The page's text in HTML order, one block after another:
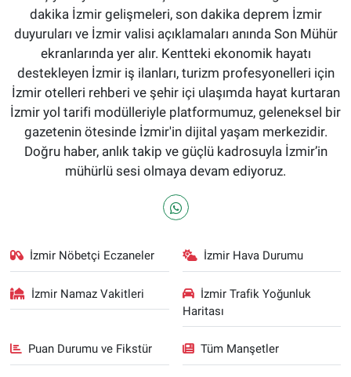
dakika İzmir gelişmeleri, son dakika deprem İzmir
duyuruları ve İzmir valisi açıklamaları anında Son Mühür
ekranlarında yer alır. Kentteki ekonomik hayatı
destekleyen İzmir iş ilanları, turizm profesyonelleri için
İzmir otelleri rehberi ve şehir içi ulaşımda hayat kurtaran
İzmir yol tarifi modülleriyle platformumuz, geleneksel bir
gazetenin ötesinde İzmir'in dijital yaşam merkezidir.
Doğru haber, anlık takip ve güçlü kadrosuyla İzmir’in
mühürlü sesi olmaya devam ediyoruz.
İzmir Nöbetçi Eczaneler İzmir Hava Durumu
İzmir Namaz Vakitleri
İzmir Trafik Yoğunluk
Haritası
Puan Durumu ve Fikstür Tüm Manşetler